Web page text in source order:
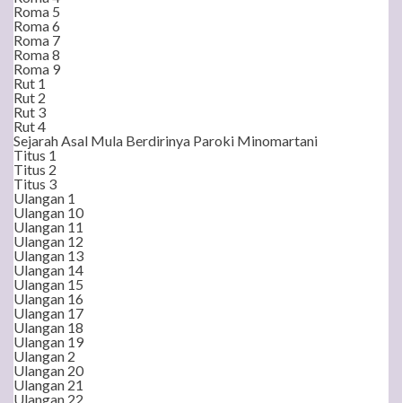
Roma 5
Roma 6
Roma 7
Roma 8
Roma 9
Rut 1
Rut 2
Rut 3
Rut 4
Sejarah Asal Mula Berdirinya Paroki Minomartani
Titus 1
Titus 2
Titus 3
Ulangan 1
Ulangan 10
Ulangan 11
Ulangan 12
Ulangan 13
Ulangan 14
Ulangan 15
Ulangan 16
Ulangan 17
Ulangan 18
Ulangan 19
Ulangan 2
Ulangan 20
Ulangan 21
Ulangan 22